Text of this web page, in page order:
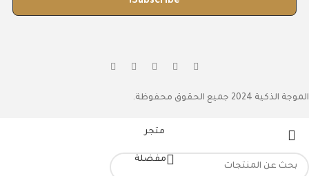
الموجة الذكية 2024 جميع الحقوق محفوظة.
متجر
مفضلة